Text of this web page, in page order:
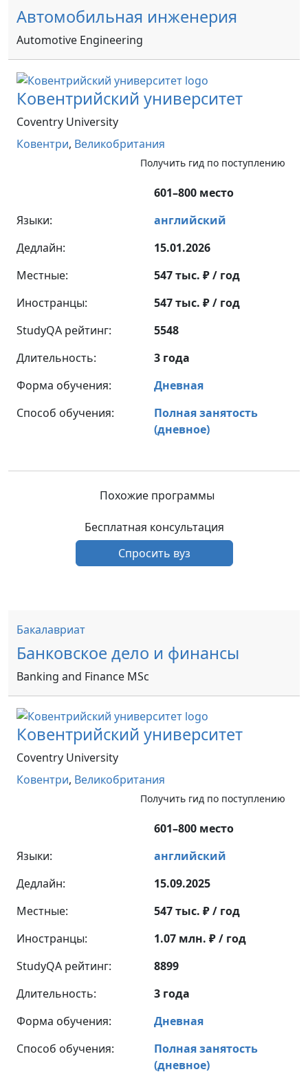
Автомобильная инженерия
Automotive Engineering
Ковентрийский университет
Coventry University
Ковентри, Великобритания
Получить гид по поступлению
601–800 место
Языки:
английский
Дедлайн:
15.01.2026
Местные:
547 тыс. ₽ / год
Иностранцы:
547 тыс. ₽ / год
StudyQA рейтинг:
5548
Длительность:
3 года
Форма обучения:
Дневная
Способ обучения:
Полная занятость
(дневное)
Похожие программы
Бесплатная консультация
Спросить вуз
Бакалавриат
Банковское дело и финансы
Banking and Finance MSc
Ковентрийский университет
Coventry University
Ковентри, Великобритания
Получить гид по поступлению
601–800 место
Языки:
английский
Дедлайн:
15.09.2025
Местные:
547 тыс. ₽ / год
Иностранцы:
1.07 млн. ₽ / год
StudyQA рейтинг:
8899
Длительность:
3 года
Форма обучения:
Дневная
Способ обучения:
Полная занятость
(дневное)